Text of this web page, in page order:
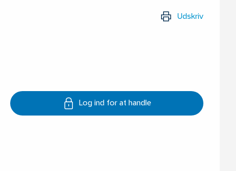
Udskriv
Log ind for at handle